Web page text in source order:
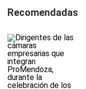
Recomendadas